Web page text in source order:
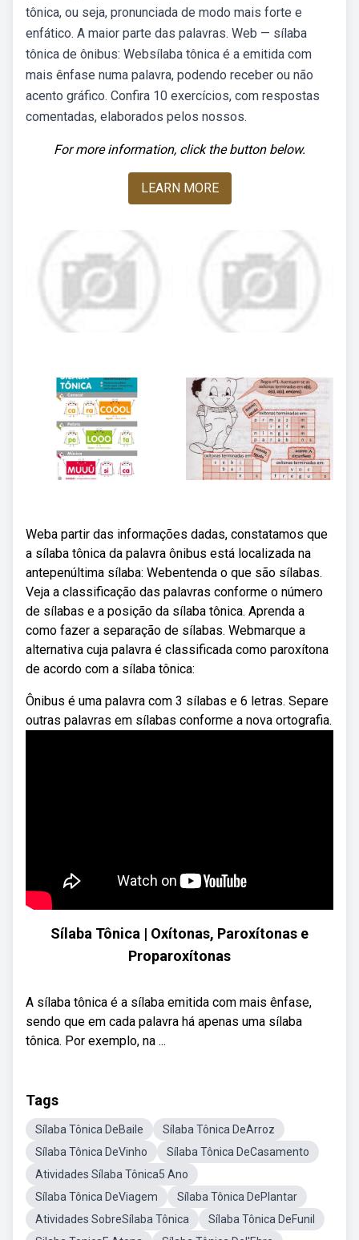
tônica, ou seja, pronunciada de modo mais forte e
enfático. A maior parte das palavras. Web — sílaba
tônica de ônibus: Websílaba tônica é a emitida com
mais ênfase numa palavra, podendo receber ou não
acento gráfico. Confira 10 exercícios, com respostas
comentadas, elaborados pelos nossos.
For more information, click the button below.
LEARN MORE
Weba partir das informações dadas, constatamos que
a sílaba tônica da palavra ônibus está localizada na
antepenúltima sílaba: Webentenda o que são sílabas.
Veja a classificação das palavras conforme o número
de sílabas e a posição da sílaba tônica. Aprenda a
como fazer a separação de sílabas. Webmarque a
alternativa cuja palavra é classificada como paroxítona
de acordo com a sílaba tônica:
Ônibus é uma palavra com 3 sílabas e 6 letras. Separe
outras palavras em sílabas conforme a nova ortografia.
Sílaba Tônica | Oxítonas, Paroxítonas e
Proparoxítonas
A sílaba tônica é a sílaba emitida com mais ênfase,
sendo que em cada palavra há apenas uma sílaba
tônica. Por exemplo, na ...
Tags
Sílaba Tônica DeBaile
Sílaba Tônica DeArroz
Sílaba Tônica DeVinho
Sílaba Tônica DeCasamento
Atividades Sílaba Tônica5 Ano
Sílaba Tônica DeViagem
Sílaba Tônica DePlantar
Atividades SobreSílaba Tônica
Sílaba Tônica DeFunil